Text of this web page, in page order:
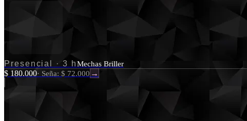
Presencial · 3 hMechas Briller
$ 180.000· Seña: $ 72.000 →